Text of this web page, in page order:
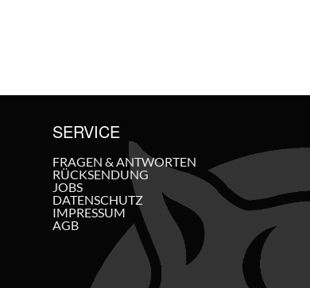
SERVICE
FRAGEN & ANTWORTEN
RÜCKSENDUNG
JOBS
DATENSCHUTZ
IMPRESSUM
AGB